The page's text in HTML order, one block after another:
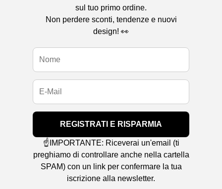
sul tuo primo ordine.
Non perdere sconti, tendenze e nuovi
design! 👀
REGISTRATI E RISPARMIA
☝️IMPORTANTE: Riceverai un'email (ti
preghiamo di controllare anche nella cartella
SPAM) con un link per confermare la tua
iscrizione alla newsletter.